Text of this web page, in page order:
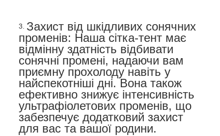
Захист від шкідливих сонячних
променів: Наша сітка-тент має
відмінну здатність відбивати
сонячні промені, надаючи вам
приємну прохолоду навіть у
найспекотніші дні. Вона також
ефективно знижує інтенсивність
ультрафіолетових променів, що
забезпечує додатковий захист
для вас та вашої родини.